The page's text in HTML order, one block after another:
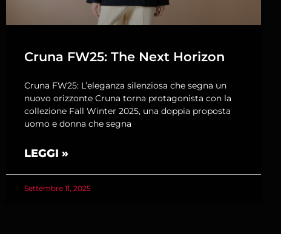
Cruna FW25: The Next Horizon
Cruna FW25: L’eleganza silenziosa che segna un
nuovo orizzonte Cruna torna protagonista con la
collezione Fall Winter 2025, una doppia proposta
uomo e donna che segna
LEGGI »
Settembre 11, 2025